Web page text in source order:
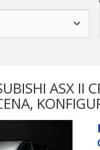
ASX II